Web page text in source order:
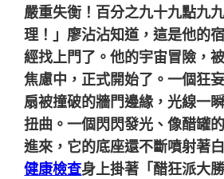
嚴重失衡！百分之九十九點九
理！」廖沾沾知道，這是他的
經找上門了。他的宇宙冒險，
焦慮中，正式開始了。一個狂
扇被撞破的牆門邊緣，光線一
扭曲。一個閃閃發光、像醋罐
進來，它的底座還不斷噴射著
健康檢查身上掛著「醋狂派大